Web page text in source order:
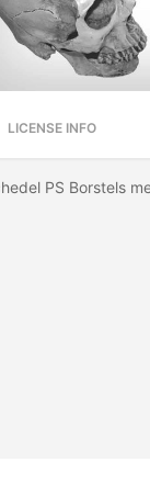
LICENSE INFO
PS Borstels